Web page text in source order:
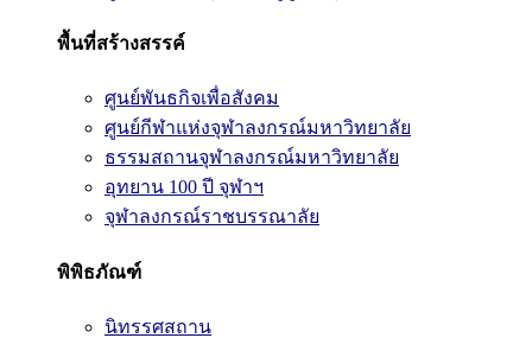
พื้นที่สร้างสรรค์
ศูนย์พันธกิจเพื่อสังคม
ศูนย์กีฬาแห่งจุฬาลงกรณ์มหาวิทยาลัย
ธรรมสถานจุฬาลงกรณ์มหาวิทยาลัย
อุทยาน 100 ปี จุฬาฯ
จุฬาลงกรณ์ราชบรรณาลัย
พิพิธภัณฑ์
นิทรรศสถาน